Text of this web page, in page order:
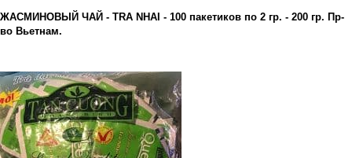
ЖАСМИНОВЫЙ ЧАЙ - TRA NHAI - 100 пакетиков по 2 гр. - 200 гр. Пр-
во Вьетнам.